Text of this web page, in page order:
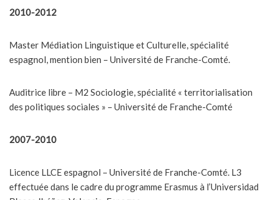
2010-2012
Master Médiation Linguistique et Culturelle, spécialité
espagnol, mention bien – Université de Franche-Comté.
Auditrice libre – M2 Sociologie, spécialité « territorialisation
des politiques sociales » – Université de Franche-Comté
2007-2010
Licence LLCE espagnol – Université de Franche-Comté. L3
effectuée dans le cadre du programme Erasmus à l’Universidad